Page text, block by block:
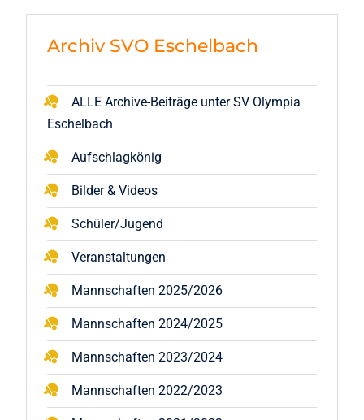
Archiv SVO Eschelbach
ALLE Archive-Beiträge unter SV Olympia
Eschelbach
Aufschlagkönig
Bilder & Videos
Schüler/Jugend
Veranstaltungen
Mannschaften 2025/2026
Mannschaften 2024/2025
Mannschaften 2023/2024
Mannschaften 2022/2023